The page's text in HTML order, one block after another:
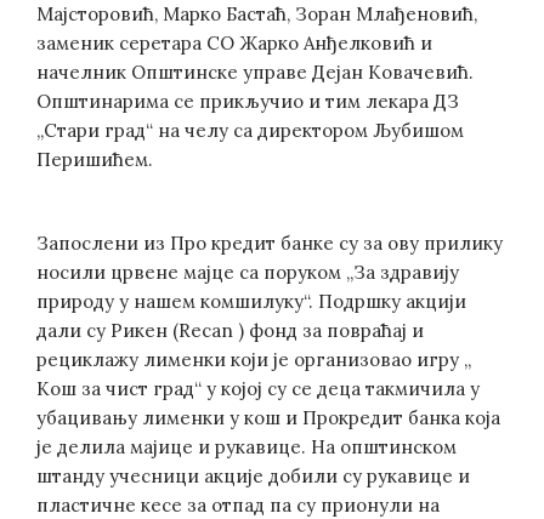
Мајсторовић, Марко Бастаћ, Зоран Млађеновић,
заменик серетара СО Жарко Анђелковић и
начелник Општинске управе Дејан Ковачевић.
Општинарима се прикључио и тим лекара ДЗ
„Стари град“ на челу са директором Љубишом
Перишићем.
Запослени из Про кредит банке су за ову прилику
носили црвене мајце са поруком „За здравију
природу у нашем комшилуку“. Подршку акцији
дали су Рикен (Recan ) фонд за повраћај и
рециклажу лименки који је организовао игру „
Кош за чист град“ у којој су се деца такмичила у
убацивању лименки у кош и Прокредит банка која
је делила мајице и рукавице. На општинском
штанду учесници акције добили су рукавице и
пластичне кесе за отпад па су прионули на